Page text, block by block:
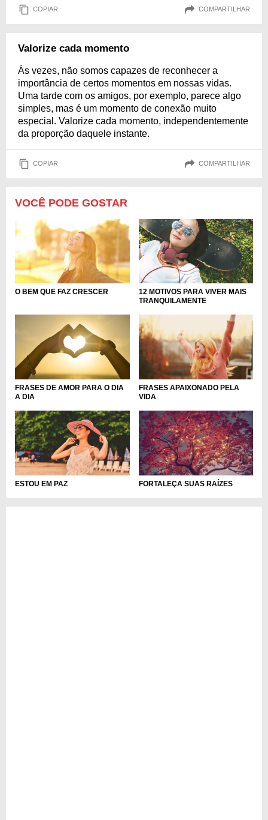
COPIAR COMPARTILHAR
Valorize cada momento
Às vezes, não somos capazes de reconhecer a
importância de certos momentos em nossas vidas.
Uma tarde com os amigos, por exemplo, parece algo
simples, mas é um momento de conexão muito
especial. Valorize cada momento, independentemente
da proporção daquele instante.
COPIAR COMPARTILHAR
VOCÊ PODE GOSTAR
O BEM QUE FAZ CRESCER
12 MOTIVOS PARA VIVER MAIS
TRANQUILAMENTE
FRASES DE AMOR PARA O DIA
A DIA
FRASES APAIXONADO PELA
VIDA
ESTOU EM PAZ FORTALEÇA SUAS RAÍZES